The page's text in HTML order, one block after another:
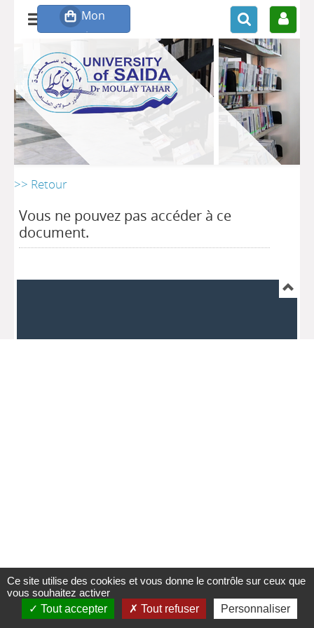
>> Retour
Vous ne pouvez pas accéder à ce
document.
Ce site utilise des cookies et vous donne le contrôle sur ceux que
vous souhaitez activer
Tout accepter
Tout refuser Personnaliser